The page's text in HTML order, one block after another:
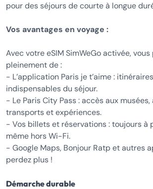
pour des séjours de courte à longue
Vos avantages en voyage :
Avec votre eSIM SimWeGo activée,
pleinement de :
- L’application Paris je t’aime :
indispensables du séjour.
- Le Paris City Pass : accès aux
transports et expériences.
- Vos billets et réservations : toujours à
même hors Wi-Fi.
- Google Maps, Bonjour Ratp et autres
perdez plus !
Démarche durable